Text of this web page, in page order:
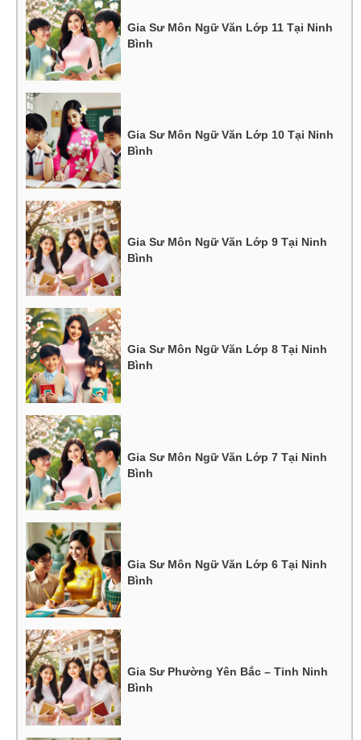
Gia Sư Môn Ngữ Văn Lớp 11 Tại Ninh
Bình
Gia Sư Môn Ngữ Văn Lớp 10 Tại Ninh
Bình
Gia Sư Môn Ngữ Văn Lớp 9 Tại Ninh
Bình
Gia Sư Môn Ngữ Văn Lớp 8 Tại Ninh
Bình
Gia Sư Môn Ngữ Văn Lớp 7 Tại Ninh
Bình
Gia Sư Môn Ngữ Văn Lớp 6 Tại Ninh
Bình
Gia Sư Phường Yên Bắc – Tỉnh Ninh
Bình